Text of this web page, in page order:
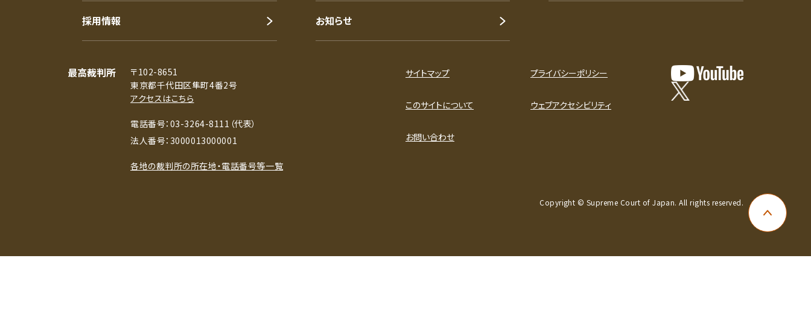
ページ上
採用情報 お知らせ
最高裁判所
〒102-8651
東京都千代田区隼町4番2号
アクセスはこちら
電話番号：03-3264-8111（代表）
法人番号：3000013000001
各地の裁判所の所在地・電話番号等一覧
サイトマップ プライバシーポリシー
このサイトについて ウェブアクセシビリティ
お問い合わせ
Copyright © Supreme Court of Japan. All rights reserved.